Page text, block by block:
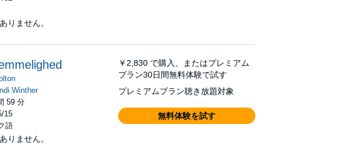
りません。
Winther
59 分
15
語
りません。
￥2,830 で購入、またはプレミアム
プラン30日間無料体験で試す
プレミアムプラン聴き放題対象
無料体験を試す